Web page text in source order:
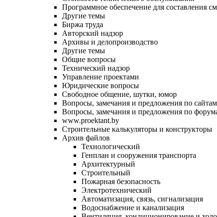
Программное обеспечение для составления
Другие темы
Биржа труда
Авторский надзор
Архивы и делопроизводство
Другие темы
Общие вопросы
Технический надзор
Управление проектами
Юридические вопросы
Свободное общение, шутки, юмор
Вопросы, замечания и предложения по сайтам
Вопросы, замечания и предложения по
www.proektant.by
Строительные калькуляторы и конструкторы
Архив файлов
Технологический
Генплан и сооружения транспорта
Архитектурный
Строительный
Пожарная безопасность
Электротехнический
Автоматизация, связь, сигнализация
Водоснабжение и канализация